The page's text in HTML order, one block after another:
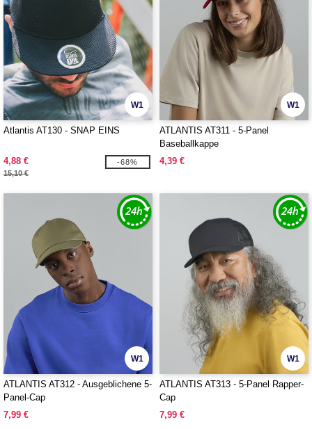
W1
Atlantis AT130 - SNAP EINS
4,88 €
15,10 €
-68%
W1
ATLANTIS AT311 - 5-Panel
Baseballkappe
4,39 €
W1
ATLANTIS AT312 - Ausgeblichene 5-
Panel-Cap
7,99 €
W1
ATLANTIS AT313 - 5-Panel Rapper-
Cap
7,99 €